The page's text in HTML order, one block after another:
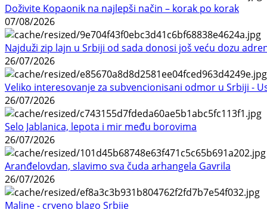
Doživite Kopaonik na najlepši način – korak po korak
07/08/2026
Najduži zip lajn u Srbiji od sada donosi još veću dozu
26/07/2026
Veliko interesovanje za subvencionisani odmor u Srbiji -
26/07/2026
Selo Jablanica, lepota i mir među borovima
26/07/2026
Aranđelovdan, slavimo sva čuda arhangela Gavrila
26/07/2026
Maline - crveno blago Srbije